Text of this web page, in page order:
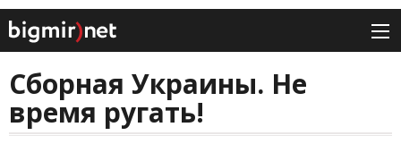
Сборная Украины. Не
время ругать!